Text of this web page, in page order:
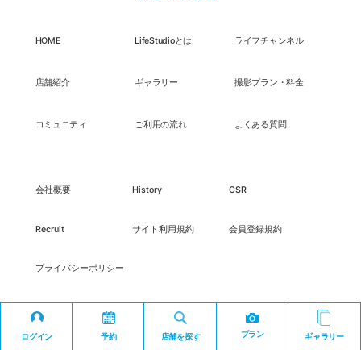
ログイン 予約 店舗を探す プラン ギャラリー
HOME LifeStudioとは ライフチャンネル
店舗紹介 ギャラリー 撮影プラン・料金
コミュニティ ご利用の流れ よくある質問
会社概要 History CSR
Recruit サイト利用規約 会員登録規約
プライバシーポリシー